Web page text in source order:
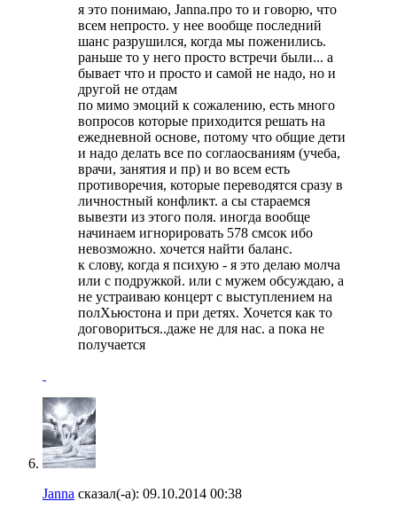
я это понимаю, Janna.про то и говорю, что
всем непросто. у нее вообще последний
шанс разрушился, когда мы поженились.
раньше то у него просто встречи были... а
бывает что и просто и самой не надо, но и
другой не отдам
по мимо эмоций к сожалению, есть много
вопросов которые приходится решать на
ежедневной основе, потому что общие дети
и надо делать все по соглаосваниям (учеба,
врачи, занятия и пр) и во всем есть
противоречия, которые переводятся сразу в
личностный конфликт. а сы стараемся
вывезти из этого поля. иногда вообще
начинаем игнорировать 578 смсок ибо
невозможно. хочется найти баланс.
к слову, когда я психую - я это делаю молча
или с подружкой. или с мужем обсуждаю, а
не устраиваю концерт с выступлением на
полХьюстона и при детях. Хочется как то
договориться..даже не для нас. а пока не
получается
Janna сказал(-а): 09.10.2014 00:38